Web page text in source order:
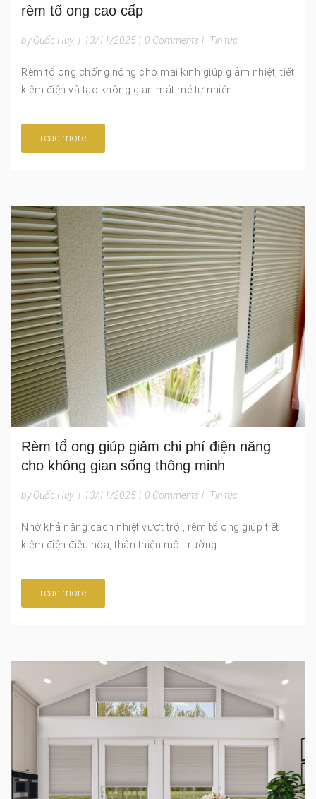
rèm tổ ong cao cấp
by Quốc Huy | 13/11/2025 | 0 Comments | Tin tức
Rèm tổ ong chống nóng cho mái kính giúp giảm nhiệt, tiết
kiệm điện và tạo không gian mát mẻ tự nhiên.
read more
Rèm tổ ong giúp giảm chi phí điện năng
cho không gian sống thông minh
by Quốc Huy | 13/11/2025 | 0 Comments | Tin tức
Nhờ khả năng cách nhiệt vượt trội, rèm tổ ong giúp tiết
kiệm điện điều hòa, thân thiện môi trường.
read more